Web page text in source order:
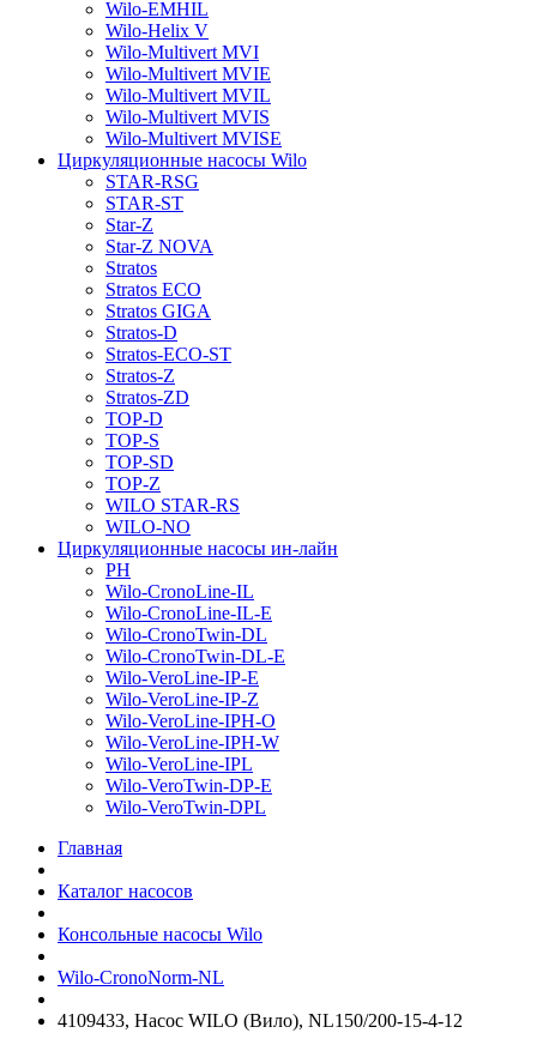
Wilo-EMHIL
Wilo-Helix V
Wilo-Multivert MVI
Wilo-Multivert MVIE
Wilo-Multivert MVIL
Wilo-Multivert MVIS
Wilo-Multivert MVISE
Циркуляционные насосы Wilo
STAR-RSG
STAR-ST
Star-Z
Star-Z NOVA
Stratos
Stratos ECO
Stratos GIGA
Stratos-D
Stratos-ECO-ST
Stratos-Z
Stratos-ZD
TOP-D
TOP-S
TOP-SD
TOP-Z
WILO STAR-RS
WILO-NO
Циркуляционные насосы ин-лайн
PH
Wilo-CronoLine-IL
Wilo-CronoLine-IL-E
Wilo-CronoTwin-DL
Wilo-CronoTwin-DL-E
Wilo-VeroLine-IP-E
Wilo-VeroLine-IP-Z
Wilo-VeroLine-IPH-O
Wilo-VeroLine-IPH-W
Wilo-VeroLine-IPL
Wilo-VeroTwin-DP-E
Wilo-VeroTwin-DPL
Главная
Каталог насосов
Консольные насосы Wilo
Wilo-CronoNorm-NL
4109433, Насос WILO (Вило), NL150/200-15-4-12